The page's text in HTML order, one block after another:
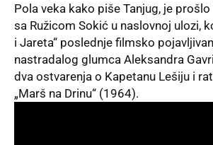
Pola veka kako piše Tanjug, je prošlo
sa Ružicom Sokić u naslovnoj ulozi,
i Jareta“ poslednje filmsko
nastradalog glumca Aleksandra
dva ostvarenja o Kapetanu Lešiju i
„Marš na Drinu“ (1964).